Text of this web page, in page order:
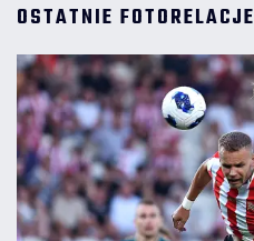
OSTATNIE FOTORELACJE